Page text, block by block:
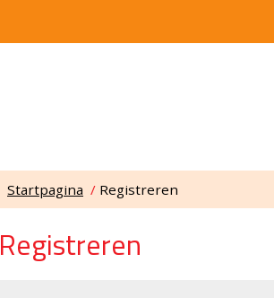
Startpagina / Registreren
Registreren